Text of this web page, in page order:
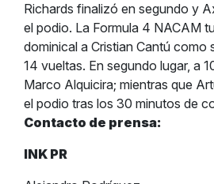
Richards finalizó en segundo y
el podio. La Formula 4 NACAM
dominical a Cristian Cantú como
14 vueltas. En segundo lugar, a
Marco Alquicira; mientras que
el podio tras los 30 minutos de
Contacto de prensa:
INK PR